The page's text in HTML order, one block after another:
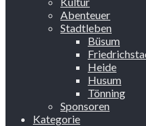
Abenteuer
Stadtleben
Büsum
Heide
Husum
Tönning
Sponsoren
Kategorie